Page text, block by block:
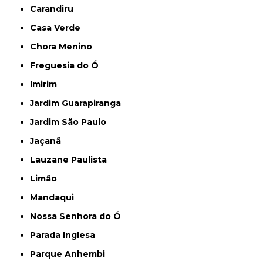
Carandiru
Casa Verde
Chora Menino
Freguesia do Ó
Imirim
Jardim Guarapiranga
Jardim São Paulo
Jaçanã
Lauzane Paulista
Limão
Mandaqui
Nossa Senhora do Ó
Parada Inglesa
Parque Anhembi